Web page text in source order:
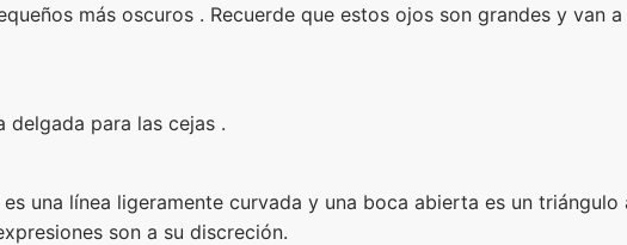
más oscuros . Recuerde que estos ojos son grandes y van
delgada para las cejas .
una línea ligeramente curvada y una boca abierta es un triángulo
son a su discreción.